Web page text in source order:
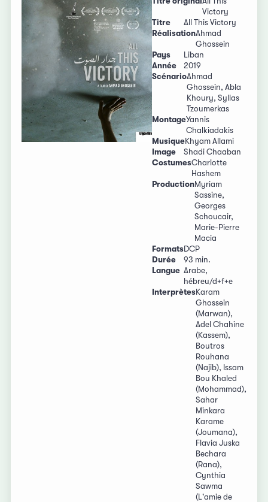
Victory
Titre
All This Victory
RéalisationAhmad
Ghossein
Pays
Liban
Année
2019
ScénarioAhmad
Ghossein, Abla
Khoury, Syllas
Tzoumerkas
MontageYannis
Chalkiadakis
MusiqueKhyam Allami
Image
Shadi Chaaban
CostumesCharlotte
Hashem
ProductionMyriam
Sassine,
Georges
Schoucair,
Marie-Pierre
Macia
FormatsDCP
Durée
93 min.
Langue Arabe,
hébreu/d+f+e
InterprètesKaram
Ghossein
(Marwan),
Adel Chahine
(Kassem),
Boutros
Rouhana
(Najib), Issam
Bou Khaled
(Mohammad),
Sahar
Minkara
Karame
(Joumana),
Flavia Juska
Bechara
(Rana),
Cynthia
Sawma
(L'amie de